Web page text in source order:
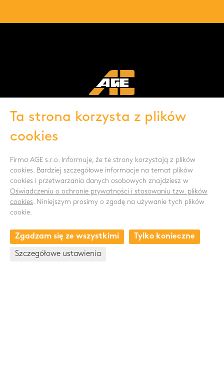
KONTAKT
ŚLEDŹ NAS
Ta strona korzysta z plików
cookies
Firma AGE s.r.o. Informuje, że te strony korzystają z plików
cookies. Bardziej szczegółowe informacje na temat plików
cookies i przetwarzania danych osobowych znajdziesz w
Oświadczeniu o ochronie prywatności i stosowaniu tzw. plików
cookies. Niniejszym prosimy o zgodę na używanie tych plików
cookie.
Zgadzam się ze wszystkimi Tylko konieczne
Szczegółowe ustawienia